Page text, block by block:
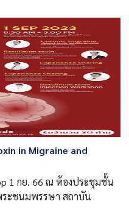
in Migraine and
1 กย. 66 ณ ห้องประชุมชั้น
ระชนมพรรษา สถาบัน